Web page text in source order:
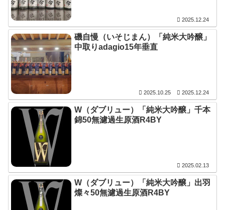
2025.12.24
磯自慢（いそじまん）「純米大吟醸」
中取りadagio15年垂直
2025.10.25 2025.12.24
W（ダブリュー）「純米大吟醸」千本
錦50無濾過生原酒R4BY
2025.02.13
W（ダブリュー）「純米大吟醸」出羽
燦々50無濾過生原酒R4BY